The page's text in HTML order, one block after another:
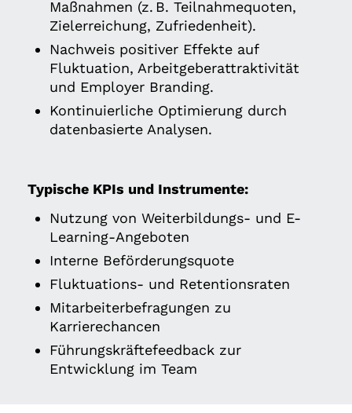
Maßnahmen (z. B. Teilnahmequoten,
Zielerreichung, Zufriedenheit).
Nachweis positiver Effekte auf
Fluktuation, Arbeitgeberattraktivität
und Employer Branding.
Kontinuierliche Optimierung durch
datenbasierte Analysen.
Typische KPIs und Instrumente:
Nutzung von Weiterbildungs- und E-
Learning-Angeboten
Interne Beförderungsquote
Fluktuations- und Retentionsraten
Mitarbeiterbefragungen zu
Karrierechancen
Führungskräftefeedback zur
Entwicklung im Team